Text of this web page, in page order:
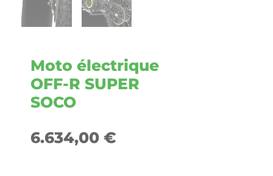
Moto électrique
OFF-R SUPER
SOCO
6.634,00 €